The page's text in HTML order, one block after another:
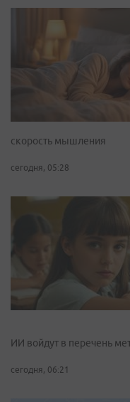
скорость мышления
сегодня, 05:28
ИИ войдут в перечень
сегодня, 06:21